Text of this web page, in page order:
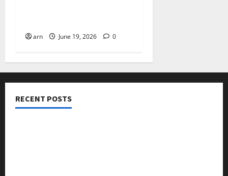
arn June 19, 2026 0
RECENT POSTS